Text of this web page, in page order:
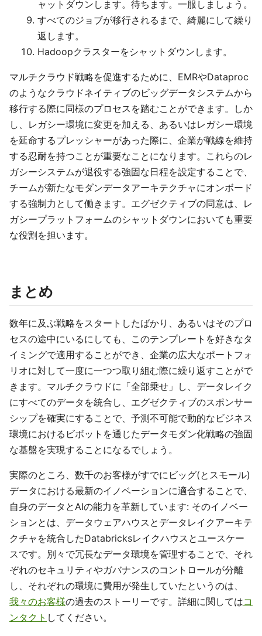
ャットダウンします。待ちます。一服しましょう。
すべてのジョブが移行されるまで、綺麗にして繰り
返します。
Hadoopクラスターをシャットダウンします。
マルチクラウド戦略を促進するために、EMRやDataproc
のようなクラウドネイティブのビッグデータシステムから
移行する際に同様のプロセスを踏むことができます。しか
し、レガシー環境に変更を加える、あるいはレガシー環境
を延命するプレッシャーがあった際に、企業が戦線を維持
する忍耐を持つことが重要なことになります。これらのレ
ガシーシステムが退役する強固な日程を設定することで、
チームが新たなモダンデータアーキテクチャにオンボード
する強制力として働きます。エグゼクティブの同意は、レ
ガシープラットフォームのシャットダウンにおいても重要
な役割を担います。
まとめ
数年に及ぶ戦略をスタートしたばかり、あるいはそのプロ
セスの途中にいるにしても、このテンプレートを好きなタ
イミングで適用することができ、企業の広大なポートフォ
リオに対して一度に一つつ取り組む際に繰り返すことがで
きます。マルチクラウドに「全部乗せ」し、データレイク
にすべてのデータを統合し、エグゼクティブのスポンサー
シップを確実にすることで、予測不可能で動的なビジネス
環境におけるビボットを通じたデータモダン化戦略の強固
な基盤を実現することになるでしょう。
実際のところ、数千のお客様がすでにビッグ(とスモール)
データにおける最新のイノベーションに適合することで、
自身のデータとAIの能力を革新しています: そのイノベー
ションとは、データウェアハウスとデータレイクアーキテ
クチャを統合したDatabricksレイクハウスとユースケー
スです。別々で冗長なデータ環境を管理することで、それ
ぞれのセキュリティやガバナンスのコントロールが分離
し、それぞれの環境に費用が発生していたというのは、
我々のお客様の過去のストーリーです。詳細に関してはコ
ンタクト してください。